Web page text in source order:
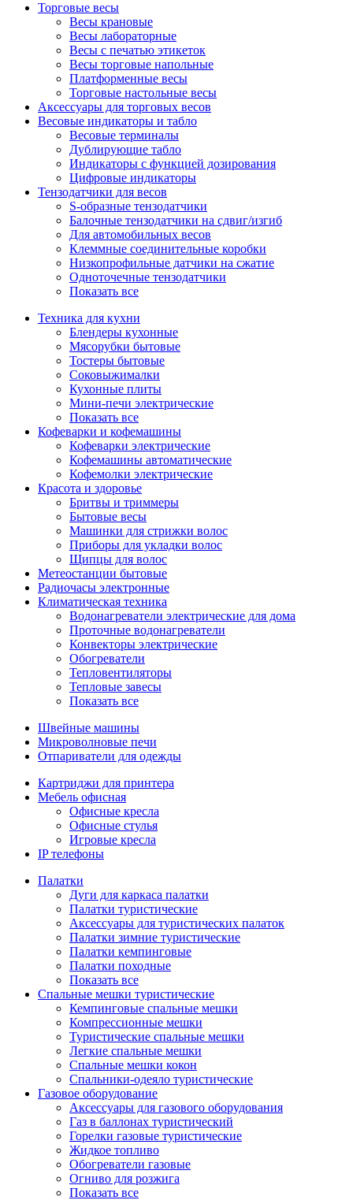
Торговые весы
Весы крановые
Весы лабораторные
Весы с печатью этикеток
Весы торговые напольные
Платформенные весы
Торговые настольные весы
Аксессуары для торговых весов
Весовые индикаторы и табло
Весовые терминалы
Дублирующие табло
Индикаторы с функцией дозирования
Цифровые индикаторы
Тензодатчики для весов
S-образные тензодатчики
Балочные тензодатчики на сдвиг/изгиб
Для автомобильных весов
Клеммные соединительные коробки
Низкопрофильные датчики на сжатие
Одноточечные тензодатчики
Показать все
Техника для кухни
Блендеры кухонные
Мясорубки бытовые
Тостеры бытовые
Соковыжималки
Кухонные плиты
Мини-печи электрические
Показать все
Кофеварки и кофемашины
Кофеварки электрические
Кофемашины автоматические
Кофемолки электрические
Красота и здоровье
Бритвы и триммеры
Бытовые весы
Машинки для стрижки волос
Приборы для укладки волос
Щипцы для волос
Метеостанции бытовые
Радиочасы электронные
Климатическая техника
Водонагреватели электрические для дома
Проточные водонагреватели
Конвекторы электрические
Обогреватели
Тепловентиляторы
Тепловые завесы
Показать все
Швейные машины
Микроволновые печи
Отпариватели для одежды
Картриджи для принтера
Мебель офисная
Офисные кресла
Офисные стулья
Игровые кресла
IP телефоны
Палатки
Дуги для каркаса палатки
Палатки туристические
Аксессуары для туристических палаток
Палатки зимние туристические
Палатки кемпинговые
Палатки походные
Показать все
Спальные мешки туристические
Кемпинговые спальные мешки
Компрессионные мешки
Туристические спальные мешки
Легкие спальные мешки
Спальные мешки кокон
Спальники-одеяло туристические
Газовое оборудование
Аксессуары для газового оборудования
Газ в баллонах туристический
Горелки газовые туристические
Жидкое топливо
Обогреватели газовые
Огниво для розжига
Показать все